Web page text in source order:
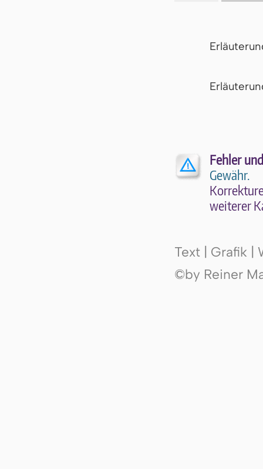
Fehler
Gewähr.
wei­te­rer
Text | Grafik |
©by Reiner